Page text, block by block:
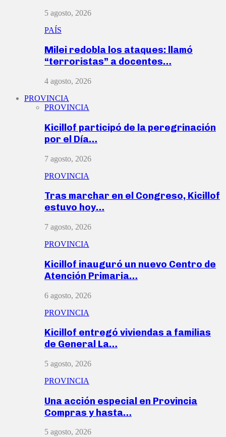
5 agosto, 2026
PAÍS
Milei redobla los ataques: llamó
“terroristas” a docentes…
4 agosto, 2026
PROVINCIA
PROVINCIA
Kicillof participó de la peregrinación
por el Día…
7 agosto, 2026
PROVINCIA
Tras marchar en el Congreso, Kicillof
estuvo hoy…
7 agosto, 2026
PROVINCIA
Kicillof inauguró un nuevo Centro de
Atención Primaria…
6 agosto, 2026
PROVINCIA
Kicillof entregó viviendas a familias
de General La…
5 agosto, 2026
PROVINCIA
Una acción especial en Provincia
Compras y hasta…
5 agosto, 2026